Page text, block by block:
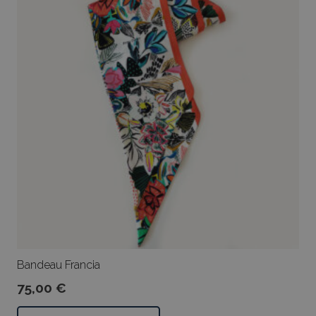
Bandeau Francia
75,00 €